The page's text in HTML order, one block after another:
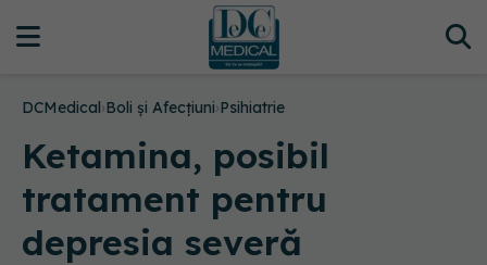
DCMedical›Boli și Afecțiuni›Psihiatrie
Ketamina, posibil
tratament pentru
depresia severă